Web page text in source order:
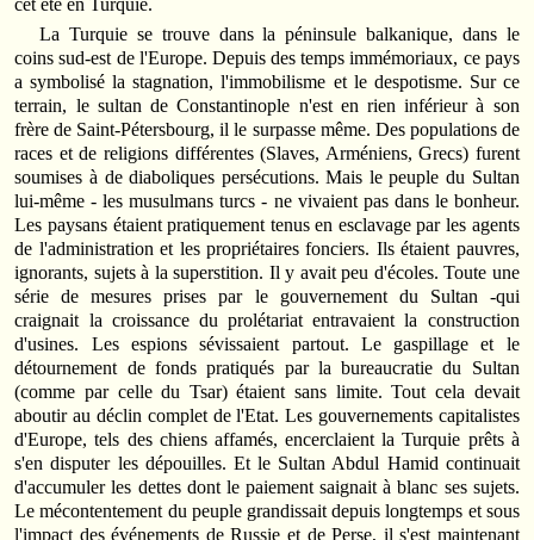
cet été en Turquie.
La Turquie se trouve dans la péninsule balkanique, dans le
coins sud-est de l'Europe. Depuis des temps immémoriaux, ce pays
a symbolisé la stagnation, l'immobilisme et le despotisme. Sur ce
terrain, le sultan de Constantinople n'est en rien inférieur à son
frère de Saint-Pétersbourg, il le surpasse même. Des populations de
races et de religions différentes (Slaves, Arméniens, Grecs) furent
soumises à de diaboliques persécutions. Mais le peuple du Sultan
lui-même - les musulmans turcs - ne vivaient pas dans le bonheur.
Les paysans étaient pratiquement tenus en esclavage par les agents
de l'administration et les propriétaires fonciers. Ils étaient pauvres,
ignorants, sujets à la superstition. Il y avait peu d'écoles. Toute une
série de mesures prises par le gouvernement du Sultan -qui
craignait la croissance du prolétariat entravaient la construction
d'usines. Les espions sévissaient partout. Le gaspillage et le
détournement de fonds pratiqués par la bureaucratie du Sultan
(comme par celle du Tsar) étaient sans limite. Tout cela devait
aboutir au déclin complet de l'Etat. Les gouvernements capitalistes
d'Europe, tels des chiens affamés, encerclaient la Turquie prêts à
s'en disputer les dépouilles. Et le Sultan Abdul Hamid continuait
d'accumuler les dettes dont le paiement saignait à blanc ses sujets.
Le mécontentement du peuple grandissait depuis longtemps et sous
l'impact des événements de Russie et de Perse, il s'est maintenant